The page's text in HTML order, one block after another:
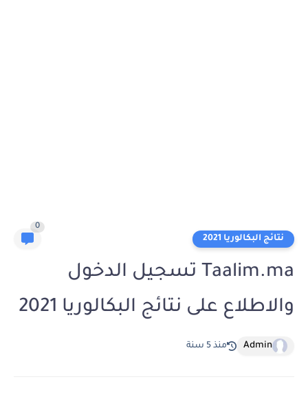
نتائج البكالوريا 2021
0
Taalim.ma تسجيل الدخول
والاطلاع على نتائج البكالوريا 2021
Admin منذ 5 سنة